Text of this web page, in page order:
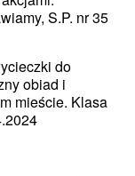
S.P. nr 35
do
obiad i
mieście. Klasa